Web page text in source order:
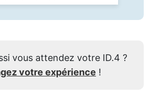
vous attendez votre ID.4 ?
votre expérience !